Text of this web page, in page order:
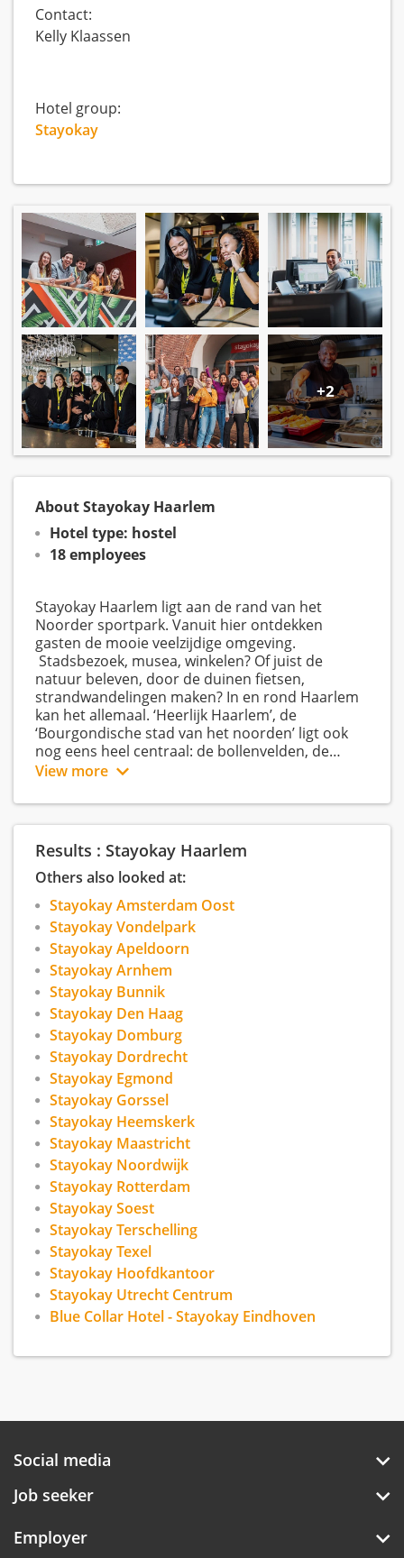
Contact:
Kelly Klaassen
Hotel group:
Stayokay
+2
About Stayokay Haarlem
Hotel type: hostel
18 employees
Stayokay Haarlem ligt aan de rand van het
Noorder sportpark. Vanuit hier ontdekken
gasten de mooie veelzijdige omgeving.
Stadsbezoek, musea, winkelen? Of juist de
natuur beleven, door de duinen fietsen,
strandwandelingen maken? In en rond Haarlem
kan het allemaal. ‘Heerlijk Haarlem’, de
‘Bourgondische stad van het noorden’ ligt ook
nog eens heel centraal: de bollenvelden, de
Zaanse Schans en Amsterdam liggen binnen
View more
Results : Stayokay Haarlem
Others also looked at:
Stayokay Amsterdam Oost
Stayokay Vondelpark
Stayokay Apeldoorn
Stayokay Arnhem
Stayokay Bunnik
Stayokay Den Haag
Stayokay Domburg
Stayokay Dordrecht
Stayokay Egmond
Stayokay Gorssel
Stayokay Heemskerk
Stayokay Maastricht
Stayokay Noordwijk
Stayokay Rotterdam
Stayokay Soest
Stayokay Terschelling
Stayokay Texel
Stayokay Hoofdkantoor
Stayokay Utrecht Centrum
Blue Collar Hotel - Stayokay Eindhoven
Social media
Job seeker
Employer